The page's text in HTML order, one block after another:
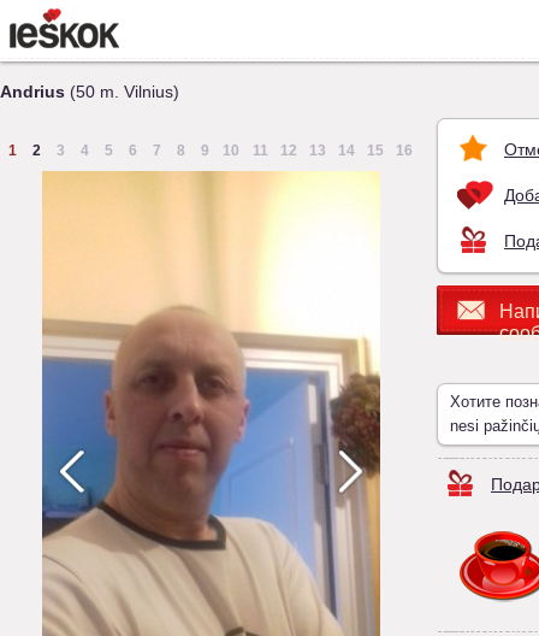
Andrius (50 m. Vilnius)
1 2 3 4 5 6 7 8 9 10 11 12 13 14 15 16
Хотите
nesi